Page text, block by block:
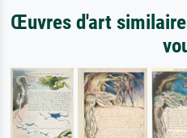
Œuvres d'art